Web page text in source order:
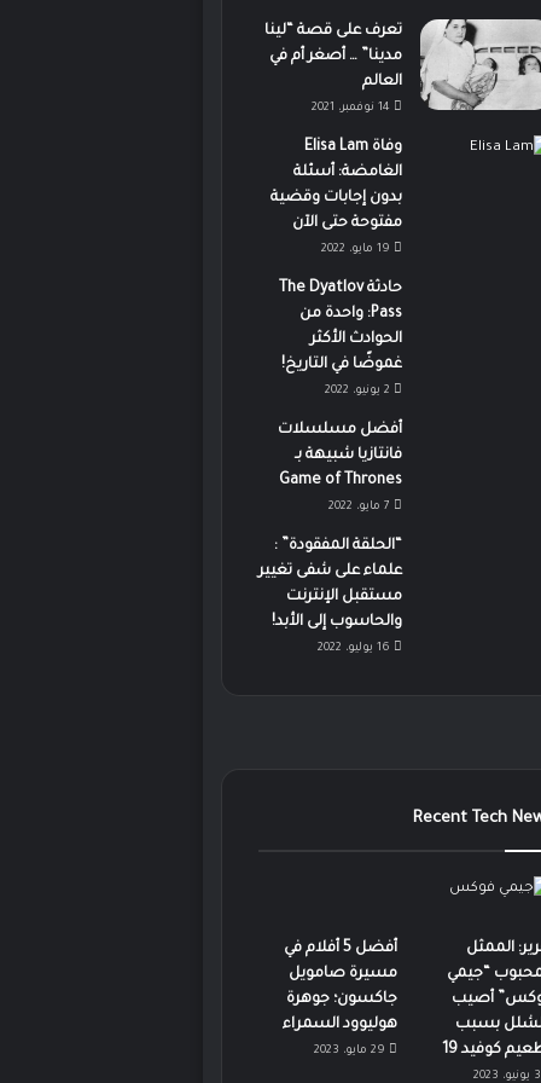
تعرف على قصة “لينا
مدينا” … أصغر أم في
العالم
14 نوفمبر، 2021
وفاة Elisa Lam
الغامضة: أسئلة
بدون إجابات وقضية
مفتوحة حتى الآن
19 مايو، 2022
حادثة The Dyatlov
Pass: واحدة من
الحوادث الأكثر
غموضًا في التاريخ!
2 يونيو، 2022
أفضل مسلسلات
فانتازيا شبيهة بـ
Game of Thrones
7 مايو، 2022
“الحلقة المفقودة” :
علماء على شفى تغيير
مستقبل الإنترنت
والحاسوب إلى الأبد!
16 يوليو، 2022
Recent Tech
الممثل
“جيمي
أصيب
بسبب
كوفيد 19
3 يونيو، 2023
أفضل 5 أفلام في
مسيرة صامويل
جاكسون؛ جوهرة
هوليوود السمراء
29 مايو، 2023